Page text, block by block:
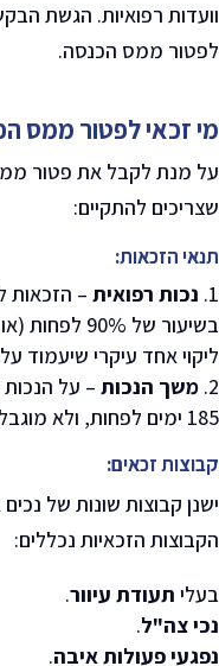
וועדות רפואיות. הגשת
לפטור ממס הכנסה.
מי זכאי לפטור ממס
על מנת לקבל את פטור
שצריכים להתקיים:
תנאי הזכאות:
נכות רפואית – הזכאות
בשיעור של 90% לפחות (או נכות בשיעור 100%)
ליקוי אחד עיקרי שיעמוד על 40%.
משך הנכות – על
185 ימים לפחות, ולא מוגבלת בזמן
קבוצות זכאים:
ישנן קבוצות שונות של
הקבוצות הזכאיות נכללים:
בעלי תעודת עיוור.
נכי צה"ל.
נפגעי פעולות איבה.